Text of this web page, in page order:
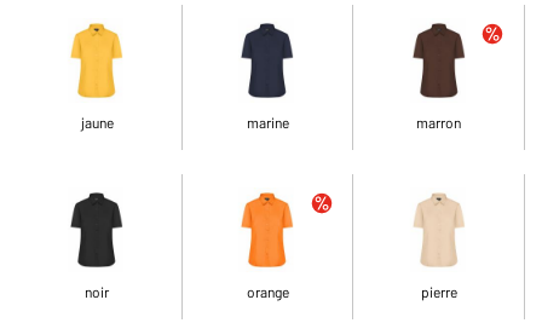
jaune marine marron
noir orange pierre